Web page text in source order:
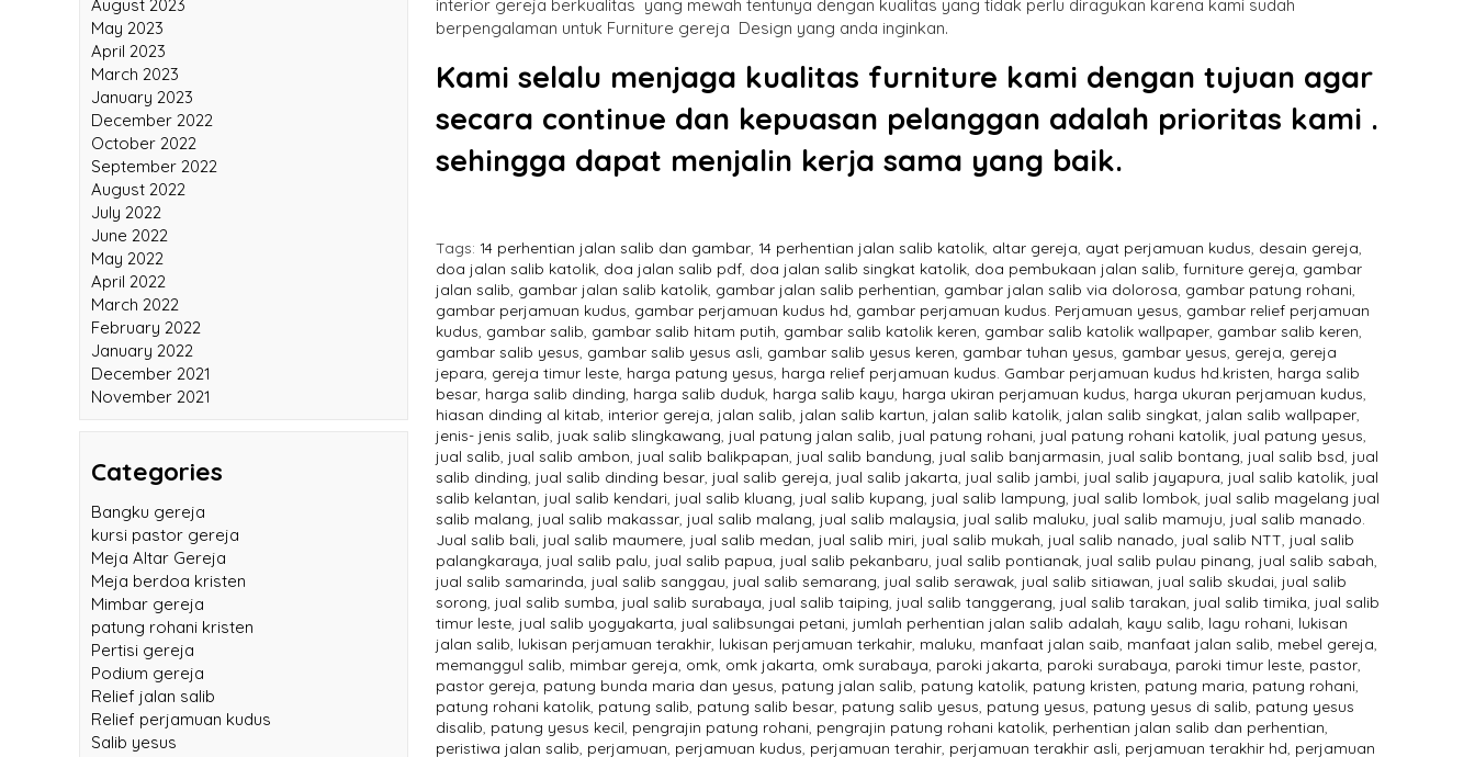
interior gereja berkualitas yang mewah tentunya dengan kualitas yang tidak perlu diragukan karena kami sudah
berpengalaman untuk Furniture gereja Design yang anda inginkan.
Kami selalu menjaga kualitas furniture kami dengan tujuan agar
secara continue dan kepuasan pelanggan adalah prioritas kami .
sehingga dapat menjalin kerja sama yang baik.
Tags: 14 perhentian jalan salib dan gambar 14 perhentian jalan salib katolik altar gereja ayat perjamuan kudus desain gereja
doa jalan salib katolik doa jalan salib pdf doa jalan salib singkat katolik doa pembukaan jalan salib furniture gereja gambar
jalan salib gambar jalan salib katolik gambar jalan salib perhentian gambar jalan salib via dolorosa gambar patung rohani
gambar perjamuan kudus gambar perjamuan kudus hd gambar perjamuan kudus. Perjamuan yesus gambar relief perjamuan
kudus gambar salib gambar salib hitam putih gambar salib katolik keren gambar salib katolik wallpaper gambar salib keren
gambar salib yesus gambar salib yesus asli gambar salib yesus keren gambar tuhan yesus gambar yesus gereja gereja
jepara gereja timur leste harga patung yesus harga relief perjamuan kudus. Gambar perjamuan kudus hd.kristen harga salib
besar harga salib dinding harga salib duduk harga salib kayu harga ukiran perjamuan kudus harga ukuran perjamuan kudus
hiasan dinding al kitab interior gereja jalan salib jalan salib kartun jalan salib katolik jalan salib singkat jalan salib wallpaper
jenis- jenis salib juak salib slingkawang jual patung jalan salib jual patung rohani jual patung rohani katolik jual patung yesus
jual salib jual salib ambon jual salib balikpapan jual salib bandung jual salib banjarmasin jual salib bontang jual salib bsd jual
salib dinding jual salib dinding besar jual salib gereja jual salib jakarta jual salib jambi jual salib jayapura jual salib katolik jual
salib kelantan jual salib kendari jual salib kluang jual salib kupang jual salib lampung jual salib lombok jual salib magelang jual
salib malang jual salib makassar jual salib malang jual salib malaysia jual salib maluku jual salib mamuju jual salib manado.
Jual salib bali jual salib maumere jual salib medan jual salib miri jual salib mukah jual salib nanado jual salib NTT jual salib
palangkaraya jual salib palu jual salib papua jual salib pekanbaru jual salib pontianak jual salib pulau pinang jual salib sabah
jual salib samarinda jual salib sanggau jual salib semarang jual salib serawak jual salib sitiawan jual salib skudai jual salib
sorong jual salib sumba jual salib surabaya jual salib taiping jual salib tanggerang jual salib tarakan jual salib timika jual salib
timur leste jual salib yogyakarta jual salibsungai petani jumlah perhentian jalan salib adalah kayu salib lagu rohani lukisan
jalan salib lukisan perjamuan terakhir lukisan perjamuan terkahir maluku manfaat jalan saib manfaat jalan salib mebel gereja
memanggul salib mimbar gereja omk omk jakarta omk surabaya paroki jakarta paroki surabaya paroki timur leste pastor
pastor gereja patung bunda maria dan yesus patung jalan salib patung katolik patung kristen patung maria patung rohani
patung rohani katolik patung salib patung salib besar patung salib yesus patung yesus patung yesus di salib patung yesus
disalib patung yesus kecil pengrajin patung rohani pengrajin patung rohani katolik perhentian jalan salib dan perhentian
peristiwa jalan salib perjamuan perjamuan kudus perjamuan terahir perjamuan terakhir asli perjamuan terakhir hd perjamuan
August 2023
May 2023
April 2023
March 2023
January 2023
December 2022
October 2022
September 2022
August 2022
July 2022
June 2022
May 2022
April 2022
March 2022
February 2022
January 2022
December 2021
November 2021
Categories
Bangku gereja
kursi pastor gereja
Meja Altar Gereja
Meja berdoa kristen
Mimbar gereja
patung rohani kristen
Pertisi gereja
Podium gereja
Relief jalan salib
Relief perjamuan kudus
Salib yesus